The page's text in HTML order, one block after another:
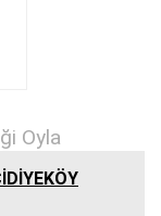
Oyla